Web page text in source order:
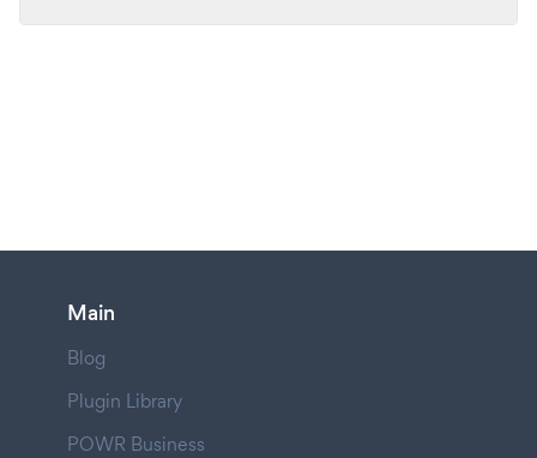
Main
Blog
Plugin Library
POWR Business